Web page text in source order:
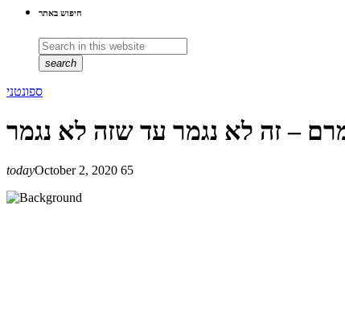
חיפוש באתר
search
ספונטני
todayOctober 2, 2020 65